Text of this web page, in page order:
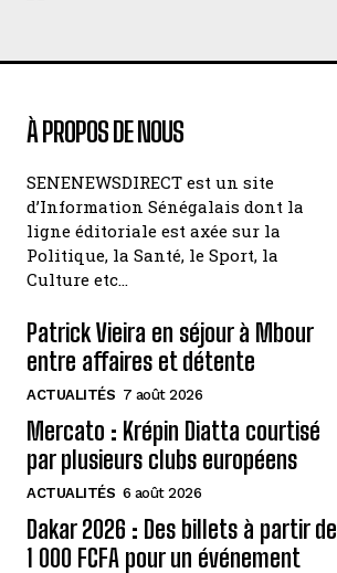
À PROPOS DE NOUS
SENENEWSDIRECT est un site
d’Information Sénégalais dont la
ligne éditoriale est axée sur la
Politique, la Santé, le Sport, la
Culture etc…
Patrick Vieira en séjour à Mbour
entre affaires et détente
ACTUALITÉS 7 août 2026
Mercato : Krépin Diatta courtisé
par plusieurs clubs européens
ACTUALITÉS 6 août 2026
Dakar 2026 : Des billets à partir de
1 000 FCFA pour un événement